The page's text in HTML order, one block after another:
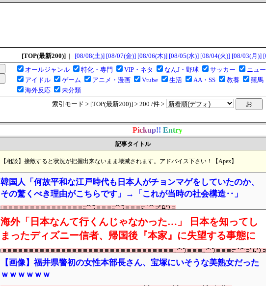
[TOP(最新200)] | [08/08(土)] [08/07(金)] [08/06(木)] [08/05(水)] [08/04(火)] [08/03(月)]
オールジャンル
特化・専門 VIP・ネタ なんJ・野球 サッカー ニュ
アイドル
ゲーム アニメ・漫画 Vtube 生活 AA・SS 教養 競馬
海外反応
未分類
索引モード > [TOP(最新200)] > 200 /件 >
Pickup!! Entry
記事タイトル
【相談】接敵すると状況が把握出来ないまま壊滅されます。アドバイス下さい！【Apex】
韓国人「何故平和な江戸時代も日本人がチョンマゲをしていたのか、
その驚くべき理由がこちらです」→「これが当時の社会構造‥」
海外「日本なんて行くんじゃなかった…」 日本を知ってし
まったディズニー信者、帰国後『本家』に失望する事態に
【画像】福井県警初の女性本部長さん、宝塚にいそうな美熟女だった
ｗｗｗｗｗｗ